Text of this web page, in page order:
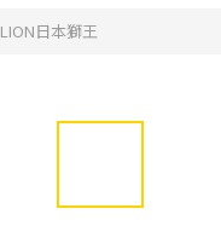
LION日本獅王